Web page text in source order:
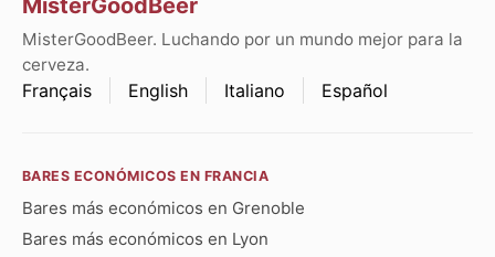
MisterGoodBeer. Luchando por un mundo mejor para la
cerveza.
Français English Italiano Español
BARES ECONÓMICOS EN FRANCIA
Bares más económicos en Grenoble
Bares más económicos en Lyon